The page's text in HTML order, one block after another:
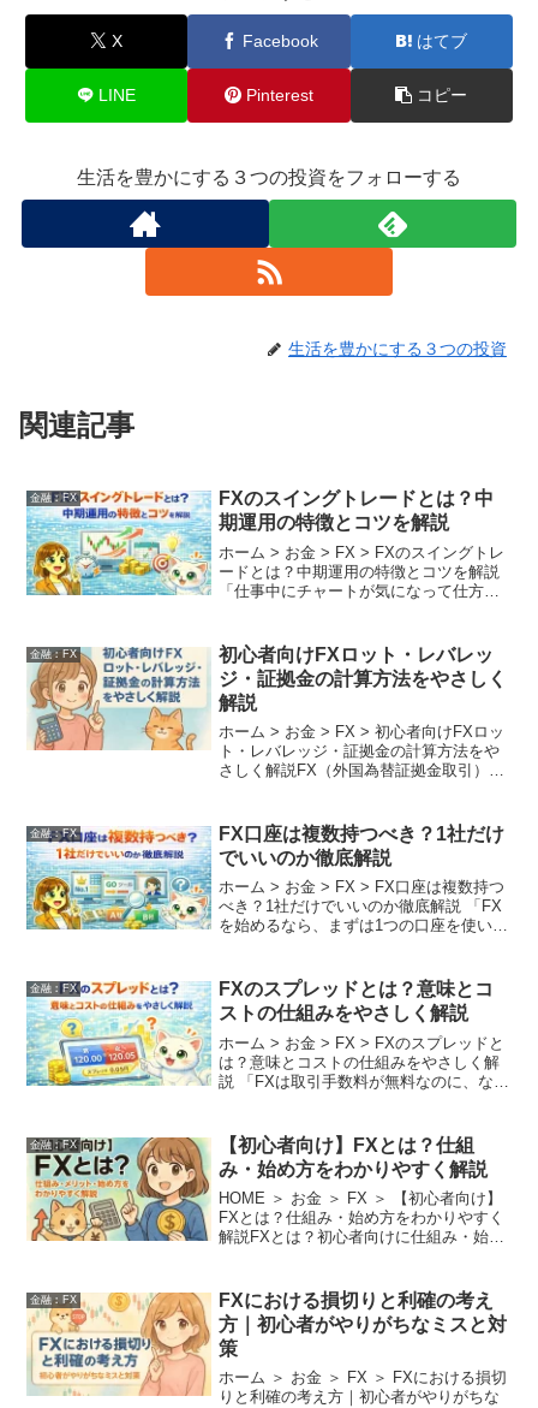
X Facebook はてブ
LINE Pinterest コピー
生活を豊かにする３つの投資をフォローする
生活を豊かにする３つの投資
関連記事
金融︰FX
FXのスイングトレードとは？中
期運用の特徴とコツを解説
ホーム > お金 > FX > FXのスイングトレ
ードとは？中期運用の特徴とコツを解説
「仕事中にチャートが気になって仕方が
婦の方に、最も支持されている手法が
「スイン...
金融︰FX
初心者向けFXロット・レバレッ
ジ・証拠金の計算方法をやさしく
解説
ホーム > お金 > FX > 初心者向けFXロッ
ト・レバレッジ・証拠金の計算方法をや
さしく解説FX（外国為替証拠金取引）で
らの意味や関係性を理解せずに取引を始
めてしま...
金融︰FX
FX口座は複数持つべき？1社だけ
でいいのか徹底解説
ホーム > お金 > FX > FX口座は複数持つ
べき？1社だけでいいのか徹底解説 「FX
を始めるなら、まずは1つの口座を使いこ
一つの環境に慣れるという意味では、そ
れ...
金融︰FX
​FXのスプレッドとは？意味とコ
ストの仕組みをやさしく解説
ホーム > お金 > FX > FXのスプレッドと
は？意味とコストの仕組みをやさしく解
説 「FXは取引手数料が無料なのに、なぜ
くこの疑問の正体こそが「スプレッド」
です。...
金融︰FX
【初心者向け】FXとは？仕組
み・始め方をわかりやすく解説
HOME ＞ お金 ＞ FX ＞ 【初心者向け】
FXとは？仕組み・始め方をわかりやすく
解説FXとは？初心者向けに仕組み・始め
きな取引ができることから、副業や資産
運用の...
金融︰FX
FXにおける損切りと利確の考え
方｜初心者がやりがちなミスと対
策
ホーム ＞ お金 ＞ FX ＞ FXにおける損切
りと利確の考え方｜初心者がやりがちな